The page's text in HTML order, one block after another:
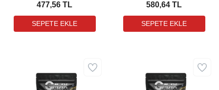
477,56 TL 580,64 TL